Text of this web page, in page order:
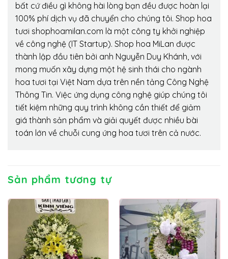
bất cứ điều gì không hài lòng bạn đều được hoàn lại
100% phí dịch vụ đã chuyển cho chúng tôi. Shop hoa
tươi shophoamilan.com là một công ty khởi nghiệp
về công nghệ (IT Startup). Shop hoa MiLan được
thành lập đầu tiên bởi anh Nguyễn Duy Khánh, với
mong muốn xây dựng một hệ sinh thái cho ngành
hoa tươi tại Việt Nam dựa trên nền tảng Công Nghệ
Thông Tin. Việc ứng dụng công nghệ giúp chúng tôi
tiết kiệm những quy trình không cần thiết để giảm
giá thành sản phẩm và giải quyết được nhiều bài
toán lớn về chuỗi cung ứng hoa tươi trên cả nước.
Sản phẩm tương tự